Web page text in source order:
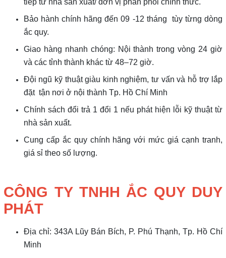
tiếp từ nhà sản xuất/ đơn vị phân phối chính thức.
Bảo hành chính hãng đến 09 -12 tháng tùy từng dòng
ắc quy.
Giao hàng nhanh chóng: Nội thành trong vòng 24 giờ
và các tỉnh thành khác từ 48–72 giờ.
Đội ngũ kỹ thuật giàu kinh nghiệm, tư vấn và hỗ trợ lắp
đặt tận nơi ở nội thành Tp. Hồ Chí Minh
Chính sách đổi trả 1 đổi 1 nếu phát hiện lỗi kỹ thuật từ
nhà sản xuất.
Cung cấp ắc quy chính hãng với mức giá cạnh tranh,
giá sỉ theo số lượng.
CÔNG TY TNHH ẮC QUY DUY
PHÁT
Địa chỉ: 343A Lũy Bán Bích, P. Phú Thạnh, Tp. Hồ Chí
Minh